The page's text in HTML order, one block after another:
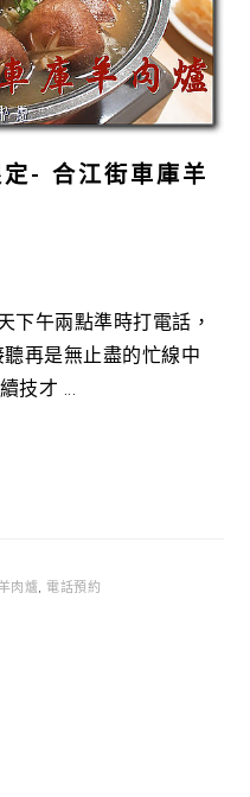
- 合江街車庫羊
下午兩點準時打電話，
再是無止盡的忙線中
技才 ...
肉爐 電話預約